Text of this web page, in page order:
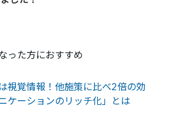
った方におすすめ
視覚情報！他施策に比べ2倍の効
ケーションのリッチ化」とは